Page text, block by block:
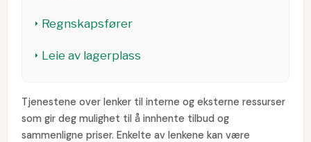
Regnskapsfører
Leie av lagerplass
Tjenestene over lenker til interne og eksterne ressurser
som gir deg mulighet til å innhente tilbud og
sammenligne priser. Enkelte av lenkene kan være